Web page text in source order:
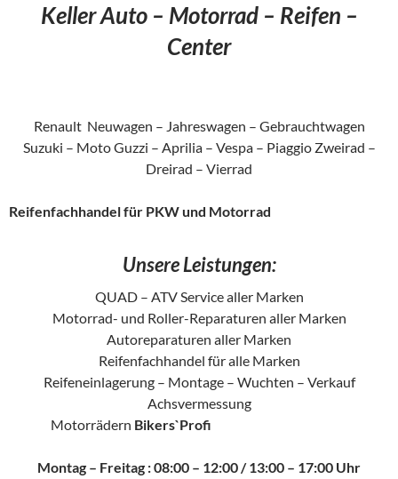
Keller Auto – Motorrad – Reifen –
Center
Renault Neuwagen – Jahreswagen – Gebrauchtwagen
Suzuki – Moto Guzzi – Aprilia – Vespa – Piaggio Zweirad –
Dreirad – Vierrad
Reifenfachhandel für PKW und Motorrad
Unsere Leistungen:
QUAD – ATV Service aller Marken
Motorrad- und Roller-Reparaturen aller Marken
Autoreparaturen aller Marken
Reifenfachhandel für alle Marken
Reifeneinlagerung – Montage – Wuchten – Verkauf
Achsvermessung
Motorrädern Bikers`Profi
Montag – Freitag : 08:00 – 12:00 / 13:00 – 17:00 Uhr